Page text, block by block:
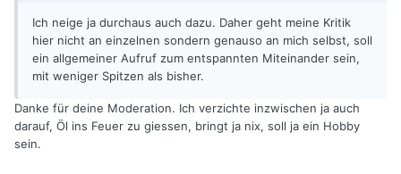
Ich neige ja durchaus auch dazu. Daher geht meine Kritik
hier nicht an einzelnen sondern genauso an mich selbst, soll
ein allgemeiner Aufruf zum entspannten Miteinander sein,
mit weniger Spitzen als bisher.
Danke für deine Moderation. Ich verzichte inzwischen ja auch
darauf, Öl ins Feuer zu giessen, bringt ja nix, soll ja ein Hobby
sein.